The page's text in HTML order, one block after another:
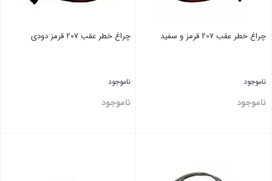
چراغ خطر عقب 207 قرمز و سفید
ناموجود
ناموجود
چراغ خطر عقب 207 قرمز دودی
ناموجود
ناموجود